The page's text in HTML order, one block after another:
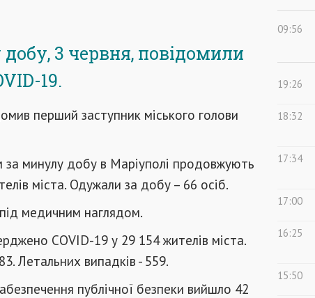
3 червня, повідомили
19.
перший заступник міського голови
за минулу добу в Маріуполі продовжують
міста. Одужали за добу – 66 осіб.
медичним наглядом.
COVID-19 у 29 154 жителів міста.
Летальних випадків - 559.
публічної безпеки вийшло 42
09:56
19:26
18:32
17:34
17:00
16:25
15:50